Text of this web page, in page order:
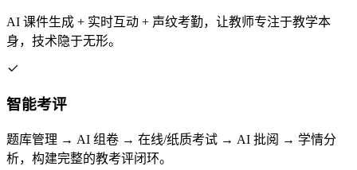
AI 课件生成 + 实时互动 + 声纹考勤，让教师专注于教学本
身，技术隐于无形。
智能考评
题库管理 → AI 组卷 → 在线/纸质考试 → AI 批阅 → 学情分
析，构建完整的教考评闭环。